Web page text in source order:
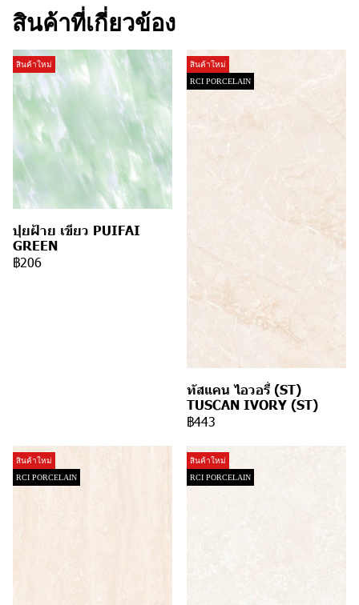
สินค้าที่เกี่ยวข้อง
สินค้าใหม่
ปุยฝ้าย เขียว PUIFAI
GREEN
฿206
สินค้าใหม่
RCI PORCELAIN
ทัสแคน ไอวอรี่ (ST)
TUSCAN IVORY (ST)
฿443
สินค้าใหม่
RCI PORCELAIN
สินค้าใหม่
RCI PORCELAIN